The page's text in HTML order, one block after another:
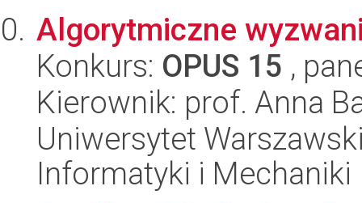
Algorytmiczne
Konkurs: OPUS 15 ,
Kierownik: prof. Anna
Uniwersytet
Informatyki i Mechaniki